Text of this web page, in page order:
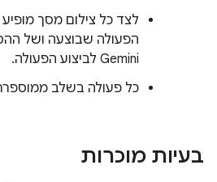
לצד כל צילום מסך
הפעולה שבוצעה ושל
Gemini לביצוע הפעולה.
כל פעולה בשלב
בעיות מוכרות